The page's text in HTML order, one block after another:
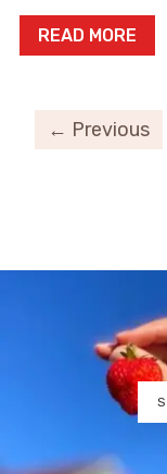
READ MORE
← Previous